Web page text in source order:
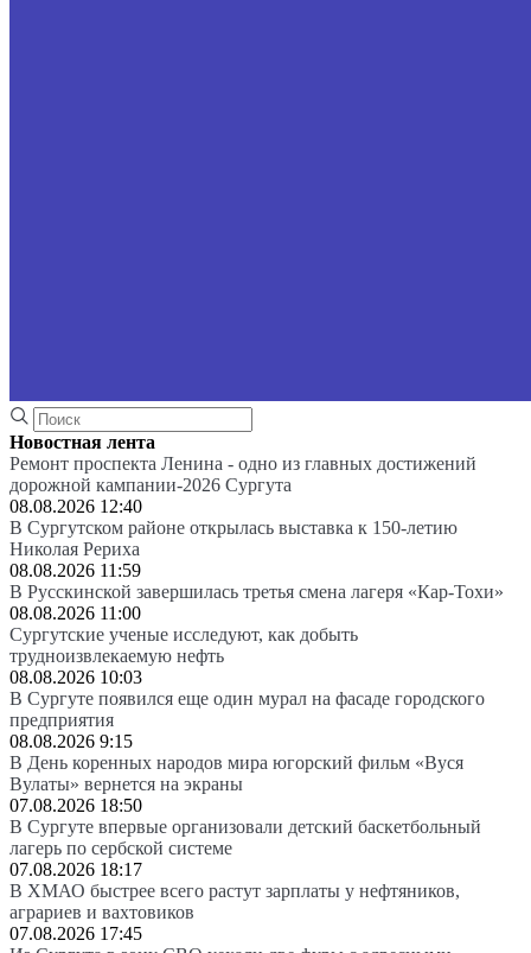
Новостная лента
Ремонт проспекта Ленина - одно из главных достижений
дорожной кампании-2026 Сургута
08.08.2026 12:40
В Сургутском районе открылась выставка к 150-летию
Николая Рериха
08.08.2026 11:59
В Русскинской завершилась третья смена лагеря «Кар-Тохи»
08.08.2026 11:00
Сургутские ученые исследуют, как добыть
трудноизвлекаемую нефть
08.08.2026 10:03
В Сургуте появился еще один мурал на фасаде городского
предприятия
08.08.2026 9:15
В День коренных народов мира югорский фильм «Вуся
Вулаты» вернется на экраны
07.08.2026 18:50
В Сургуте впервые организовали детский баскетбольный
лагерь по сербской системе
07.08.2026 18:17
В ХМАО быстрее всего растут зарплаты у нефтяников,
аграриев и вахтовиков
07.08.2026 17:45